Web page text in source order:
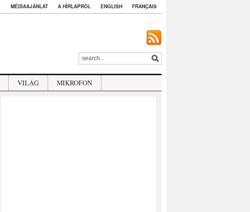
MÉDIAAJÁNLAT A HÍRLAPRÓL ENGLISH FRANÇAIS
VILÁG MIKROFON